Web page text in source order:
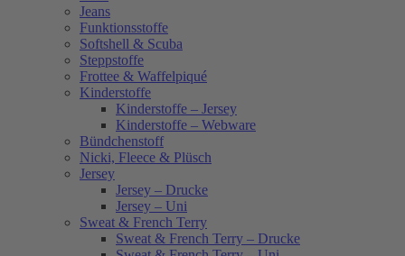
Jeans
Funktionsstoffe
Softshell & Scuba
Steppstoffe
Frottee & Waffelpiqué
Kinderstoffe
Kinderstoffe – Jersey
Kinderstoffe – Webware
Bündchenstoff
Nicki, Fleece & Plüsch
Jersey
Jersey – Drucke
Jersey – Uni
Sweat & French Terry
Sweat & French Terry – Drucke